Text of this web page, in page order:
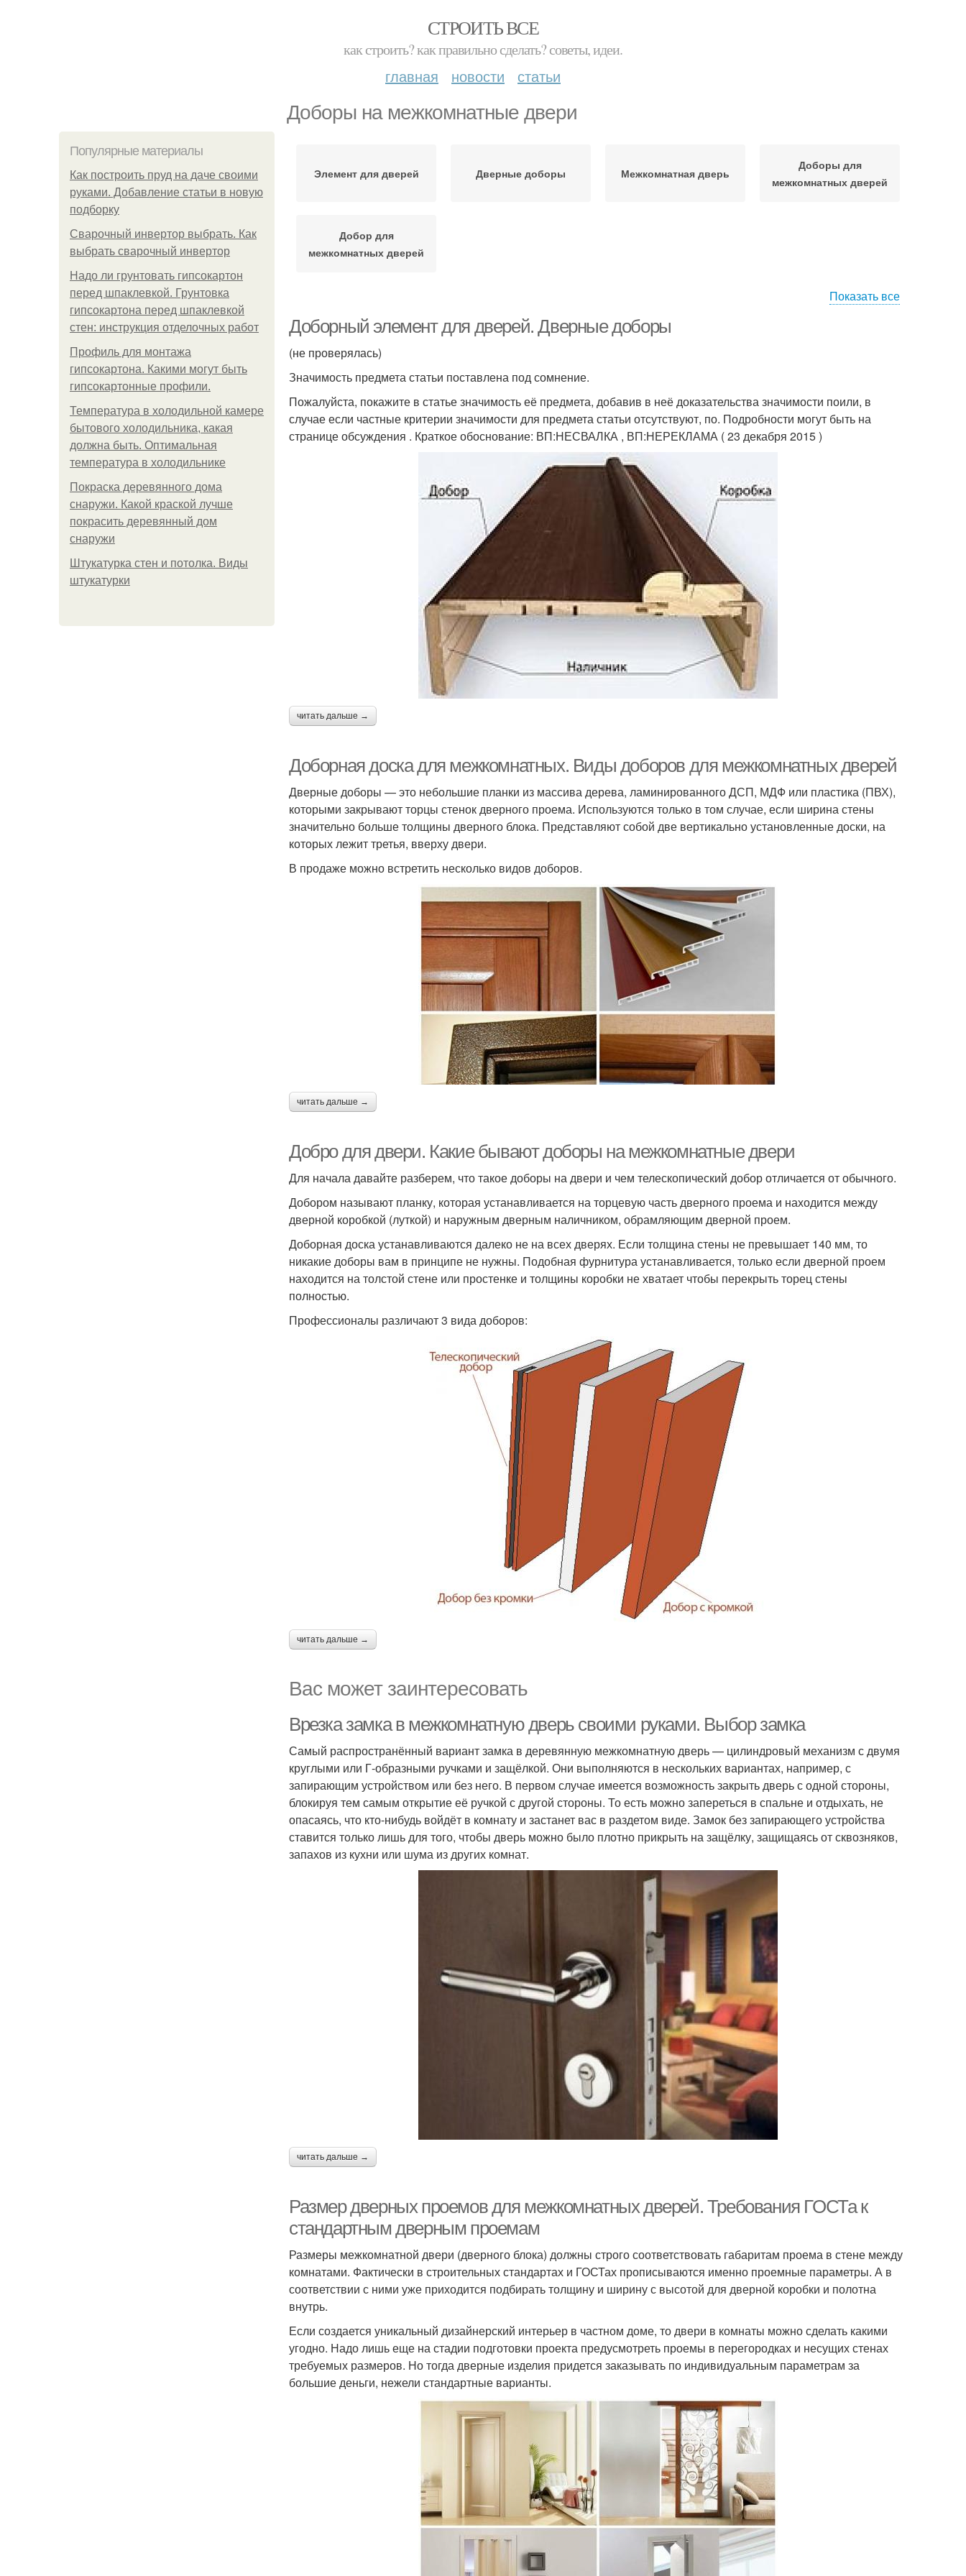
СТРОИТЬ ВСЕ
как строить? как правильно сделать? советы, идеи.
главная новости статьи
Доборы на межкомнатные двери
Популярные материалы
Как построить пруд на даче своими
руками. Добавление статьи в новую
подборку
Сварочный инвертор выбрать. Как
выбрать сварочный инвертор
Надо ли грунтовать гипсокартон
перед шпаклевкой. Грунтовка
гипсокартона перед шпаклевкой
стен: инструкция отделочных работ
Профиль для монтажа
гипсокартона. Какими могут быть
гипсокартонные профили.
Температура в холодильной камере
бытового холодильника, какая
должна быть. Оптимальная
температура в холодильнике
Покраска деревянного дома
снаружи. Какой краской лучше
покрасить деревянный дом
снаружи
Штукатурка стен и потолка. Виды
штукатурки
Элемент для дверей Дверные доборы Межкомнатная дверь
Доборы для
межкомнатных дверей
Добор для
межкомнатных дверей
Показать все
Доборный элемент для дверей. Дверные доборы
(не проверялась)
Значимость предмета статьи поставлена под сомнение.
Пожалуйста, покажите в статье значимость её предмета, добавив в неё доказательства значимости поили, в
случае если частные критерии значимости для предмета статьи отсутствуют, по. Подробности могут быть на
странице обсуждения . Краткое обоснование: ВП:НЕСВАЛКА , ВП:НЕРЕКЛАМА ( 23 декабря 2015 )
читать дальше →
Доборная доска для межкомнатных. Виды доборов для межкомнатных дверей
Дверные доборы — это небольшие планки из массива дерева, ламинированного ДСП, МДФ или пластика (ПВХ),
которыми закрывают торцы стенок дверного проема. Используются только в том случае, если ширина стены
значительно больше толщины дверного блока. Представляют собой две вертикально установленные доски, на
которых лежит третья, вверху двери.
В продаже можно встретить несколько видов доборов.
читать дальше →
Добро для двери. Какие бывают доборы на межкомнатные двери
Для начала давайте разберем, что такое доборы на двери и чем телескопический добор отличается от обычного.
Добором называют планку, которая устанавливается на торцевую часть дверного проема и находится между
дверной коробкой (луткой) и наружным дверным наличником, обрамляющим дверной проем.
Доборная доска устанавливаются далеко не на всех дверях. Если толщина стены не превышает 140 мм, то
никакие доборы вам в принципе не нужны. Подобная фурнитура устанавливается, только если дверной проем
находится на толстой стене или простенке и толщины коробки не хватает чтобы перекрыть торец стены
полностью.
Профессионалы различают 3 вида доборов:
читать дальше →
Вас может заинтересовать
Врезка замка в межкомнатную дверь своими руками. Выбор замка
Самый распространённый вариант замка в деревянную межкомнатную дверь — цилиндровый механизм с двумя
круглыми или Г-образными ручками и защёлкой. Они выполняются в нескольких вариантах, например, с
запирающим устройством или без него. В первом случае имеется возможность закрыть дверь с одной стороны,
блокируя тем самым открытие её ручкой с другой стороны. То есть можно запереться в спальне и отдыхать, не
опасаясь, что кто-нибудь войдёт в комнату и застанет вас в раздетом виде. Замок без запирающего устройства
ставится только лишь для того, чтобы дверь можно было плотно прикрыть на защёлку, защищаясь от сквозняков,
запахов из кухни или шума из других комнат.
читать дальше →
Размер дверных проемов для межкомнатных дверей. Требования ГОСТа к
стандартным дверным проемам
Размеры межкомнатной двери (дверного блока) должны строго соответствовать габаритам проема в стене между
комнатами. Фактически в строительных стандартах и ГОСТах прописываются именно проемные параметры. А в
соответствии с ними уже приходится подбирать толщину и ширину с высотой для дверной коробки и полотна
внутрь.
Если создается уникальный дизайнерский интерьер в частном доме, то двери в комнаты можно сделать какими
угодно. Надо лишь еще на стадии подготовки проекта предусмотреть проемы в перегородках и несущих стенах
требуемых размеров. Но тогда дверные изделия придется заказывать по индивидуальным параметрам за
большие деньги, нежели стандартные варианты.